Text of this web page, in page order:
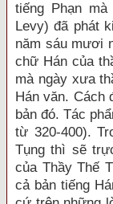
tiếng Phạn
Levy) đã phát
năm sáu mươi
chữ Hán của
mà ngày xưa
Hán văn. Cách
bản đó. Tác
từ 320-400).
Tụng thì sẽ
của Thầy Thế
cả bản tiếng